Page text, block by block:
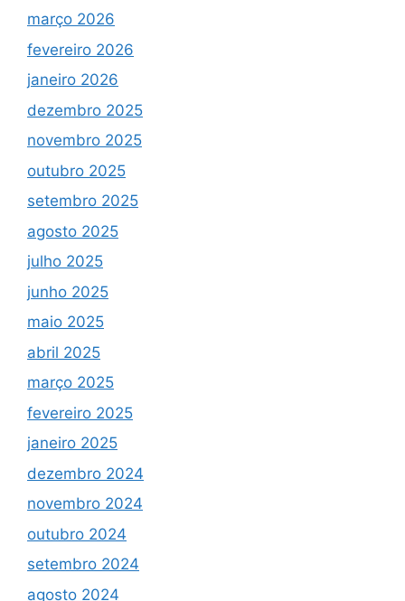
março 2026
fevereiro 2026
janeiro 2026
dezembro 2025
novembro 2025
outubro 2025
setembro 2025
agosto 2025
julho 2025
junho 2025
maio 2025
abril 2025
março 2025
fevereiro 2025
janeiro 2025
dezembro 2024
novembro 2024
outubro 2024
setembro 2024
agosto 2024